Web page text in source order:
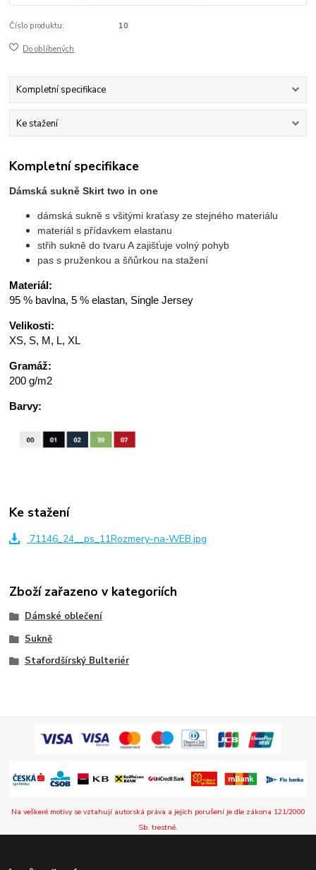
Číslo produktu: 10
Do oblíbených
Kompletní specifikace
Ke stažení
Kompletní specifikace
Dámská sukně Skirt two in one
dámská sukně s všitými kraťasy ze stejného materiálu
materiál s přídavkem elastanu
střih sukně do tvaru A zajišťuje volný pohyb
pas s pruženkou a šňůrkou na stažení
Materiál:
95 % bavlna, 5 % elastan, Single Jersey
Velikosti:
XS, S, M, L, XL
Gramáž:
200 g/m2
Barvy:
Ke stažení
71146_24__ps_11Rozmery-na-WEB.jpg
Zboží zařazeno v kategoriích
Dámské oblečení
Sukně
Stafordšírský Bulteriér
Na veškeré motivy se vztahují autorská práva a jejich porušení je dle zákona 121/2000
Sb. trestné.